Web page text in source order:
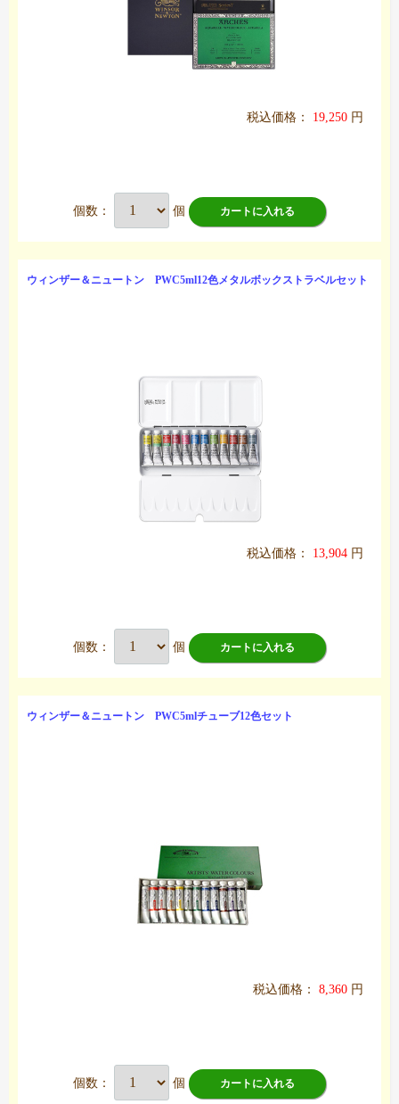
税込価格： 19,250 円
個数： 個 カートに入れる
ウィンザー＆ニュートン PWC5ml12色メタルボックストラベルセット
税込価格： 13,904 円
個数： 個 カートに入れる
ウィンザー＆ニュートン PWC5mlチューブ12色セット
税込価格： 8,360 円
個数： 個 カートに入れる